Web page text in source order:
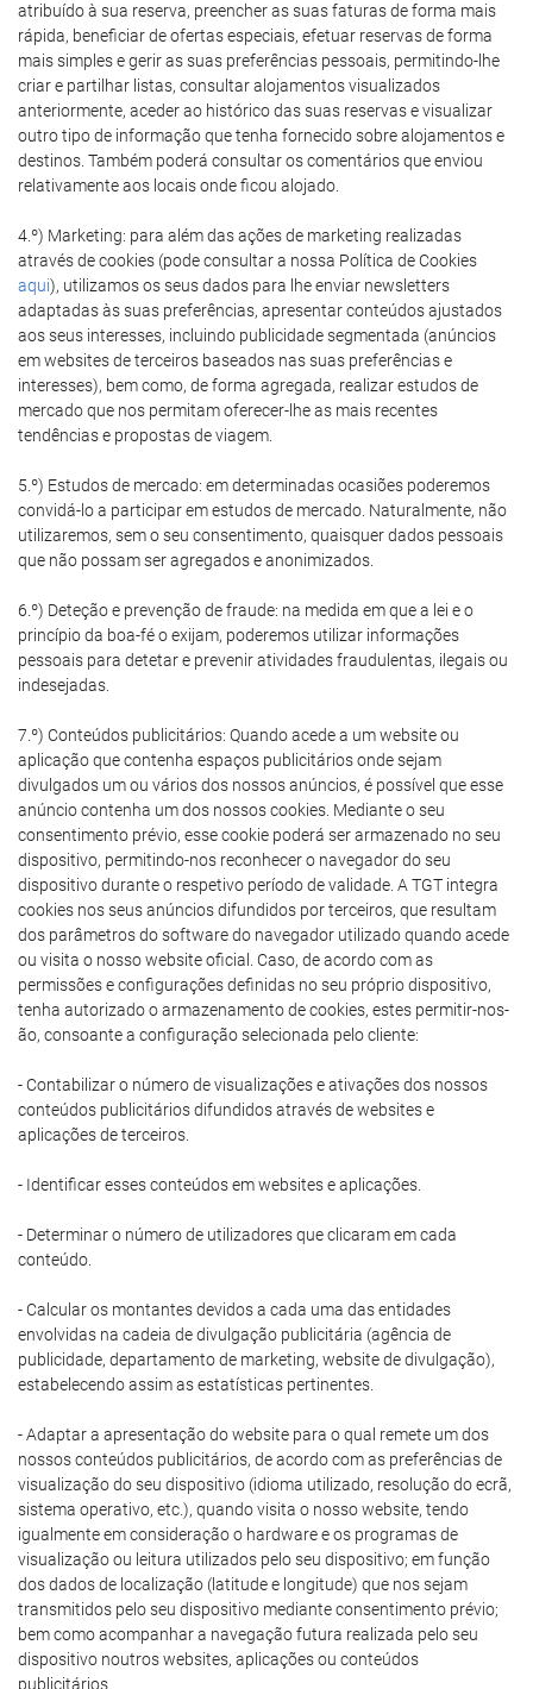
atribuído à sua reserva, preencher as suas faturas de forma mais
rápida, beneficiar de ofertas especiais, efetuar reservas de forma
mais simples e gerir as suas preferências pessoais, permitindo-lhe
criar e partilhar listas, consultar alojamentos visualizados
anteriormente, aceder ao histórico das suas reservas e visualizar
outro tipo de informação que tenha fornecido sobre alojamentos e
destinos. Também poderá consultar os comentários que enviou
relativamente aos locais onde ficou alojado.
4.º) Marketing: para além das ações de marketing realizadas
através de cookies (pode consultar a nossa Política de Cookies
aqui), utilizamos os seus dados para lhe enviar newsletters
adaptadas às suas preferências, apresentar conteúdos ajustados
aos seus interesses, incluindo publicidade segmentada (anúncios
em websites de terceiros baseados nas suas preferências e
interesses), bem como, de forma agregada, realizar estudos de
mercado que nos permitam oferecer-lhe as mais recentes
tendências e propostas de viagem.
5.º) Estudos de mercado: em determinadas ocasiões poderemos
convidá-lo a participar em estudos de mercado. Naturalmente, não
utilizaremos, sem o seu consentimento, quaisquer dados pessoais
que não possam ser agregados e anonimizados.
6.º) Deteção e prevenção de fraude: na medida em que a lei e o
princípio da boa-fé o exijam, poderemos utilizar informações
pessoais para detetar e prevenir atividades fraudulentas, ilegais ou
indesejadas.
7.º) Conteúdos publicitários: Quando acede a um website ou
aplicação que contenha espaços publicitários onde sejam
divulgados um ou vários dos nossos anúncios, é possível que esse
anúncio contenha um dos nossos cookies. Mediante o seu
consentimento prévio, esse cookie poderá ser armazenado no seu
dispositivo, permitindo-nos reconhecer o navegador do seu
dispositivo durante o respetivo período de validade. A TGT integra
cookies nos seus anúncios difundidos por terceiros, que resultam
dos parâmetros do software do navegador utilizado quando acede
ou visita o nosso website oficial. Caso, de acordo com as
permissões e configurações definidas no seu próprio dispositivo,
tenha autorizado o armazenamento de cookies, estes permitir-nos-
ão, consoante a configuração selecionada pelo cliente:
- Contabilizar o número de visualizações e ativações dos nossos
conteúdos publicitários difundidos através de websites e
aplicações de terceiros.
- Identificar esses conteúdos em websites e aplicações.
- Determinar o número de utilizadores que clicaram em cada
conteúdo.
- Calcular os montantes devidos a cada uma das entidades
envolvidas na cadeia de divulgação publicitária (agência de
publicidade, departamento de marketing, website de divulgação),
estabelecendo assim as estatísticas pertinentes.
- Adaptar a apresentação do website para o qual remete um dos
nossos conteúdos publicitários, de acordo com as preferências de
visualização do seu dispositivo (idioma utilizado, resolução do ecrã,
sistema operativo, etc.), quando visita o nosso website, tendo
igualmente em consideração o hardware e os programas de
visualização ou leitura utilizados pelo seu dispositivo; em função
dos dados de localização (latitude e longitude) que nos sejam
transmitidos pelo seu dispositivo mediante consentimento prévio;
bem como acompanhar a navegação futura realizada pelo seu
dispositivo noutros websites, aplicações ou conteúdos
publicitários.